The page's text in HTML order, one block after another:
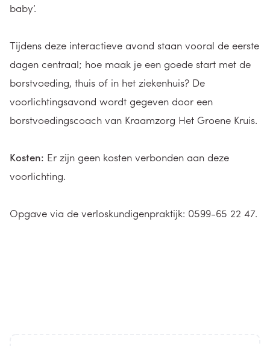
baby’.
Tijdens deze interactieve avond staan vooral de eerste
dagen centraal; hoe maak je een goede start met de
borstvoeding, thuis of in het ziekenhuis? De
voorlichtingsavond wordt gegeven door een
borstvoedingscoach van Kraamzorg Het Groene Kruis.
Kosten: Er zijn geen kosten verbonden aan deze
voorlichting.
Opgave via de verloskundigenpraktijk: 0599-65 22 47.